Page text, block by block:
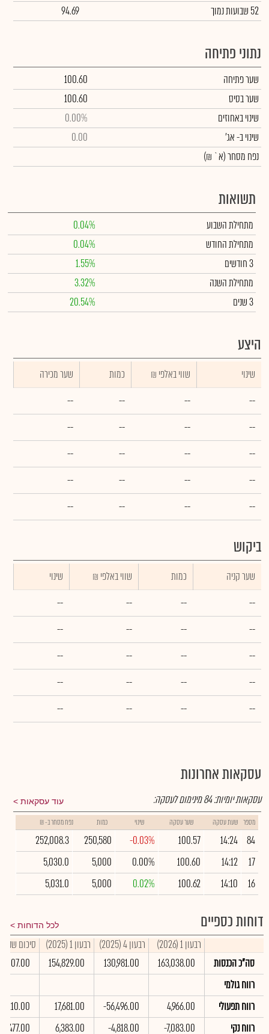
52 שבועות נמוך
94.69
נתוני פתיחה
שער פתיחה
100.60
שער בסיס
100.60
שינוי באחוזים
0.00%
שינויב- אג'
0.00
נפח מסחר(א` ₪)
תשואות
מתחילת השבוע
0.04%
מתחילת החודש
0.04%
3 חודשים
1.55%
מתחילת השנה
3.32%
3 שנים
20.54%
היצע
שינוי ₪ שווי באלפי כמות
שער מכירה
--
--
--
--
--
--
--
--
--
--
--
--
--
--
--
--
--
--
--
--
ביקוש
שער קניה כמות ₪ שווי באלפי
שינוי
--
--
--
--
--
--
--
--
--
--
--
--
--
--
--
--
--
--
--
--
עסקאות אחרונות
עוד עסקאות עסקאות יומיות:84מינימום לעסקה:
מספר שעת עסקה שער עסקה שינוי כמות נפח מסחר ב- ₪
84
14:24
100.57
-0.03%
250,580
252,008.3
17
14:12
100.60
0.00%
5,000
5,030.0
16
14:10
100.62
0.02%
5,000
5,031.0
דוחות כספיים לכל הדוחות
רבעון 1 (2026) רבעון 4 (2025) רבעון 1 (2025)
סיכום שנתי 2025
סה"כ הכנסות
163,038.00
130,981.00
154,829.00
רווח גולמי
רווח תפעולי
4,966.00
-56,496.00
17,681.00
רווח נקי
-7,083.00
-4,818.00
6,383.00